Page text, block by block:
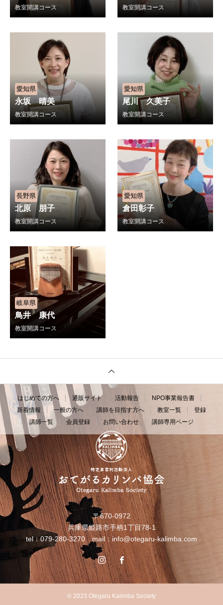
教室開講コース 教室開講コース
愛知県
永坂 晴美
教室開講コース
愛知県
尾川 久美子
教室開講コース
長野県
北原 朋子
教室開講コース
愛知県
倉田彰子
教室開講コース
岐阜県
鳥井 康代
教室開講コース
〒670-0972
兵庫県姫路市手柄1丁目78-1
tel：079-280-3270 mail： info@otegaru-kalimba.com
はじめての方へ 通販サイト 活動報告
NPO事業報告書
新着情報
一般の方へ 講師を目指す方へ 教室一覧
登録
講師一覧
会員登録 お問い合わせ 講師専用ページ
© 2023 Otegaru Kalimba Society